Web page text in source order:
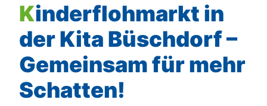
Kinderflohmarkt in
der Kita Büschdorf –
Gemeinsam für mehr
Schatten!